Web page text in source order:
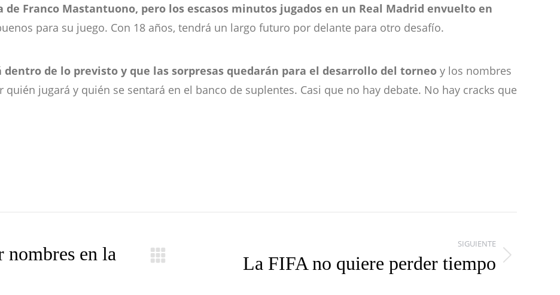
Franco Mastantuono, pero los escasos minutos jugados en un Real Madrid envuelto en
para su juego. Con 18 años, tendrá un largo futuro por delante para otro desafío.
dentro de lo previsto y que las sorpresas quedarán para el desarrollo del torneo y los nombres
jugará y quién se sentará en el banco de suplentes. Casi que no hay debate. No hay cracks que
nombres en la
SIGUIENTE
La FIFA no quiere perder tiempo